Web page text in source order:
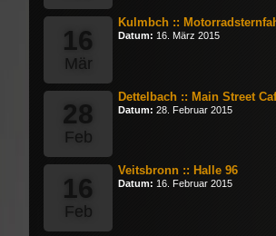
16
Mär
Kulmbch ::
Datum: 16. März 2015
28
Feb
Dettelbach :: Main Street
Datum: 28. Februar 2015
16
Feb
Veitsbronn :: Halle 96
Datum: 16. Februar 2015